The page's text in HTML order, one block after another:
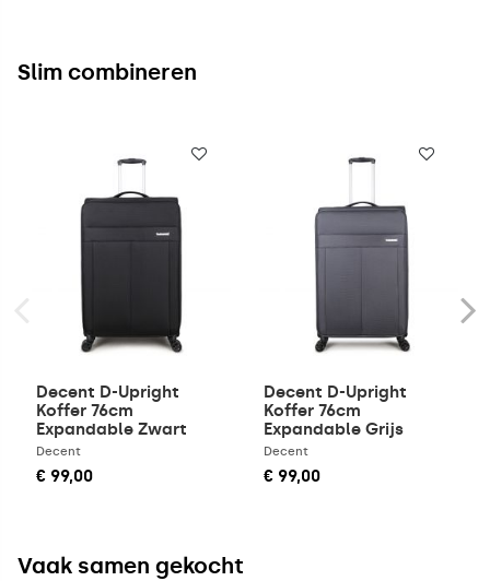
Slim combineren
Decent D-Upright
Koffer 76cm
Expandable Zwart
Decent
€ 99,00
Decent D-Upright
Koffer 76cm
Expandable Grijs
Decent
€ 99,00
Vaak samen gekocht